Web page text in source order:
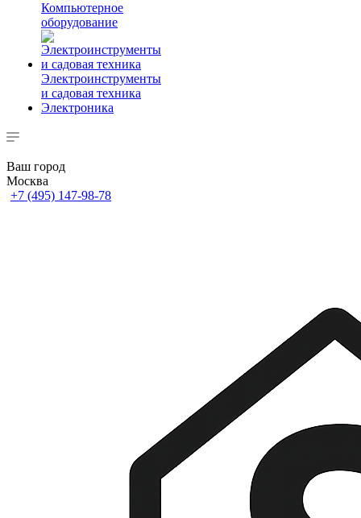
Компьютерное
оборудование
Электроинструменты
и садовая техника
Электроника
Ваш город
Москва
+7 (495) 147-98-78